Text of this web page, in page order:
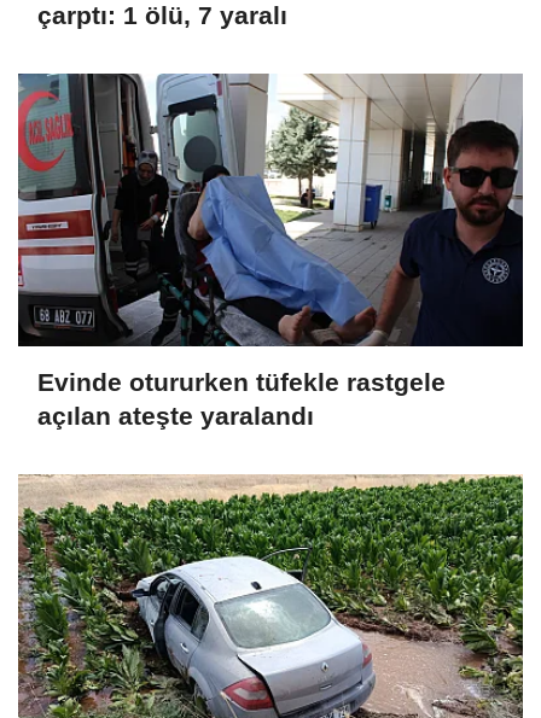
çarptı: 1 ölü, 7 yaralı
Evinde otururken tüfekle rastgele
açılan ateşte yaralandı